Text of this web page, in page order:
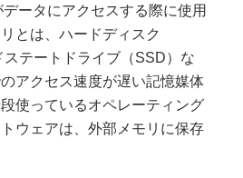
ータにアクセスする際に使用
とは、ハードディスク
ステートドライブ（SSD）な
アクセス速度が遅い記憶媒体
使っているオペレーティング
ウェアは、外部メモリに保存